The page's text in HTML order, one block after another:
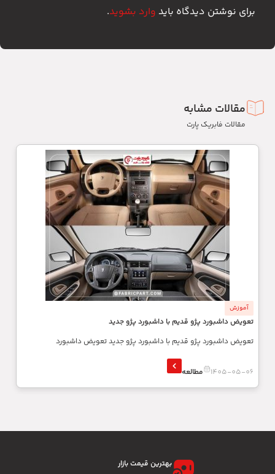
برای نوشتن دیدگاه باید وارد بشوید.
مقالات مشابه
مقالات فابریک پارت
آموزش
تعویض داشبورد پژو قدیم با داشبورد پژو جدید
تعویض داشبورد پژو قدیم با داشبورد پژو جدید تعویض داشبورد
1405-05-06 مطالعه
بهترین قیمت بازار